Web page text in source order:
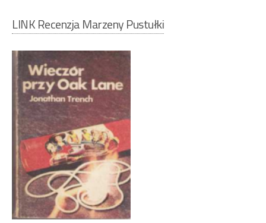
LINK Recenzja Marzeny Pustułki